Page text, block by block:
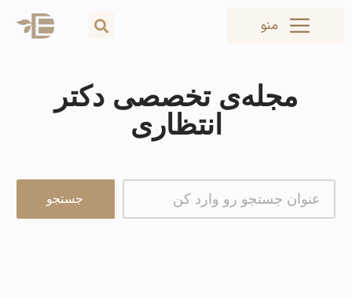
منو
مجله‌ی تخصصی دکتر
انتظاری